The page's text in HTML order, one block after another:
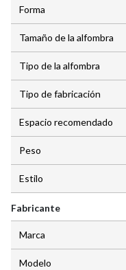
Forma
Tamaño de la alfombra
Tipo de la alfombra
Tipo de fabricación
Espacio recomendado
Peso
Estilo
Fabricante
Marca
Modelo